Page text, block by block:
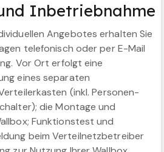
Inbetriebnahme
Angebotes erhalten Sie
telefonisch oder per E-Mail
Vor Ort erfolgt eine
eines separaten
(inkl. Personen-
die Montage und
Funktionstest und
beim Verteilnetzbetreiber